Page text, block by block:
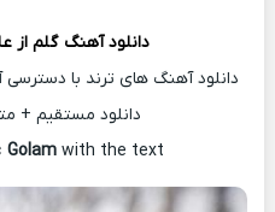
دانلود آهنگ گلم از
دانلود آهنگ های ترند با
دانلود مستقیم +
Golam with the text